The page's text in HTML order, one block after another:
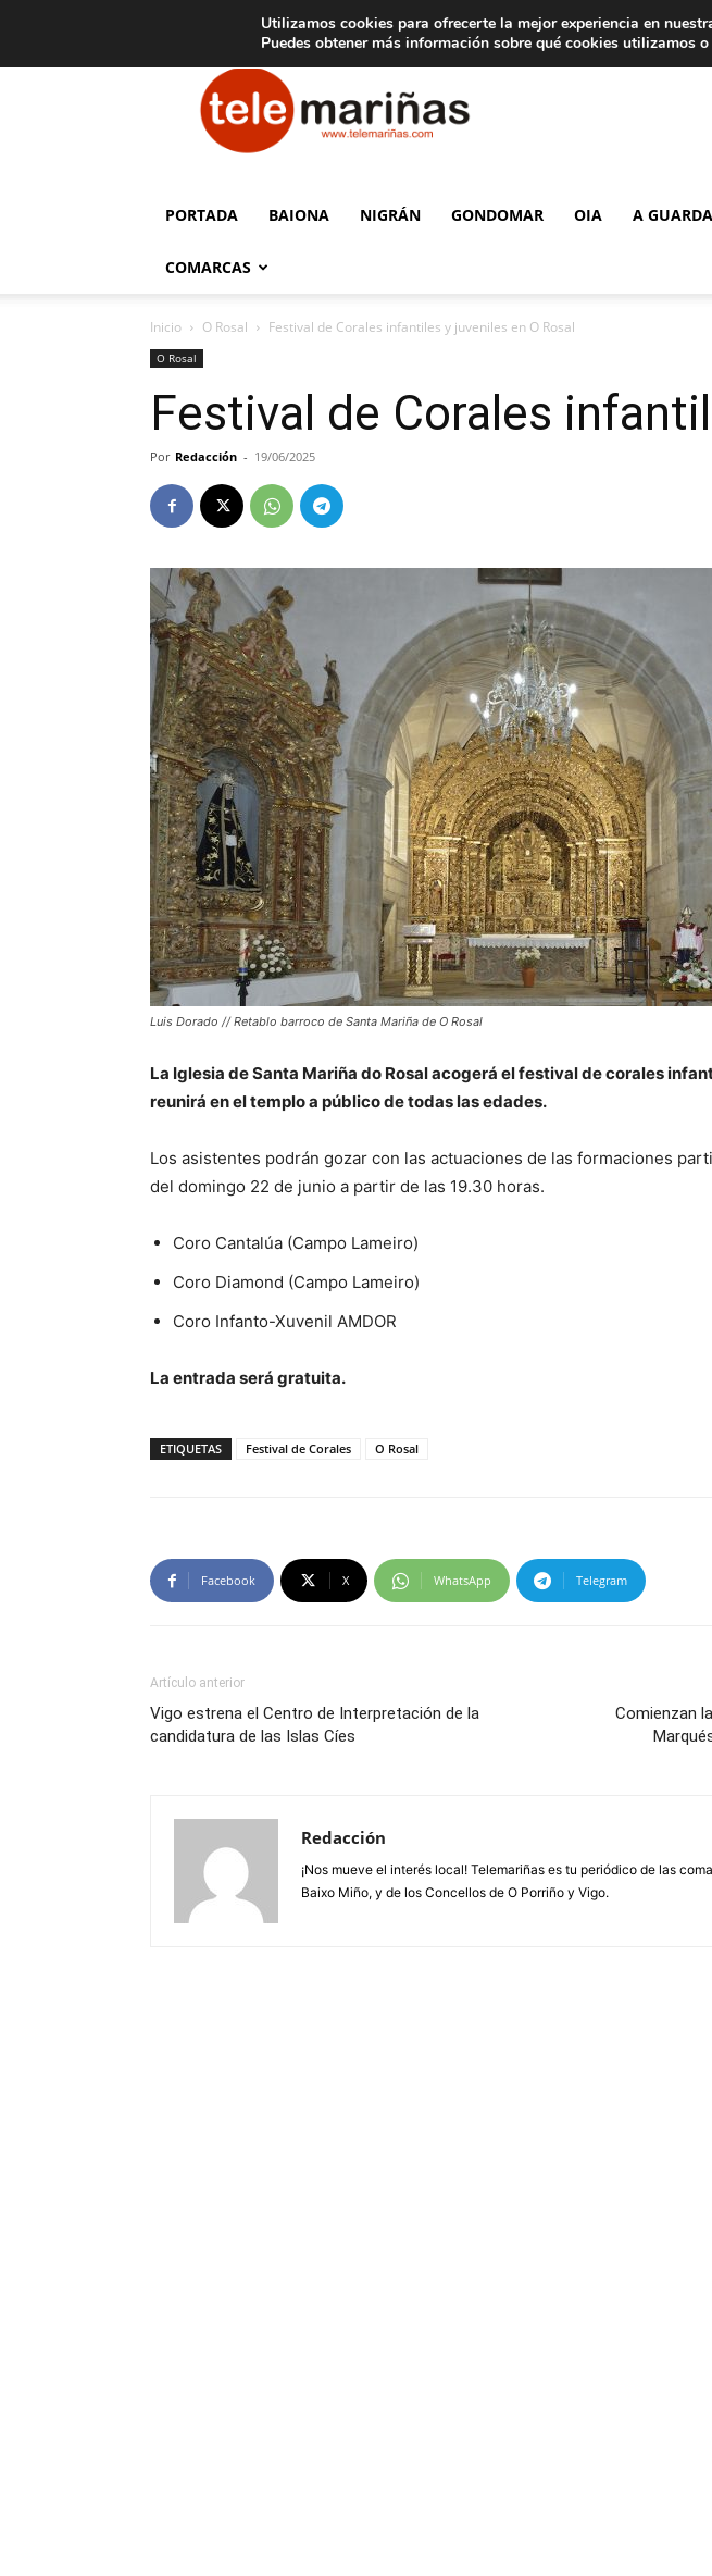
Aviso legal Tarifas de publicidad
Telemariñas
PORTADA BAIONA NIGRÁN GONDOMAR OIA A GUARDA
COMARCAS
Inicio O Rosal Festival de Corales infantiles y juveniles en O Rosal
O Rosal
Festival de Corales
Por Redacción - 19/06/2025
Luis Dorado // Retablo barroco de Santa Mariña de O Rosal
La Iglesia de Santa Mariña do Rosal acogerá el festival de corales
reunirá en el templo a público de todas las edades.
Los asistentes podrán gozar con las actuaciones de las formaciones
del domingo 22 de junio a partir de las 19.30 horas.
Coro Cantalúa (Campo Lameiro)
Coro Diamond (Campo Lameiro)
Coro Infanto-Xuvenil AMDOR
La entrada será gratuita.
ETIQUETAS Festival de Corales O Rosal
Facebook X WhatsApp Telegram
Artículo anterior
Vigo estrena el Centro de Interpretación de la
candidatura de las Islas Cíes
Comienzan
Redacción
¡Nos mueve el interés local! Telemariñas es tu periódico de las
Baixo Miño, y de los Concellos de O Porriño y Vigo.
Utilizamos cookies para ofrecerte la mejor experiencia en
Puedes obtener más información sobre qué cookies utilizamos